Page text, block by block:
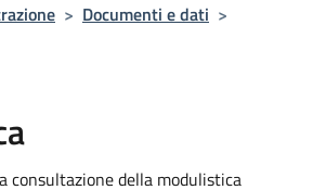
> Documenti e dati >
consultazione della modulistica